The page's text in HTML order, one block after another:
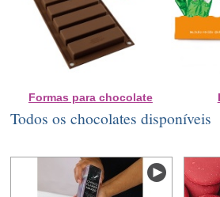
Formas para chocolate
Todos os chocolates disponíveis